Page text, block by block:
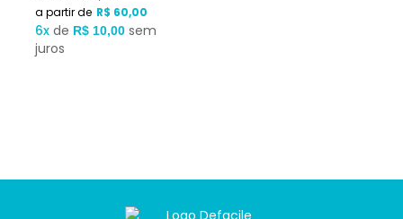
R$ 60,00
6x de R$ 10,00 sem
juros